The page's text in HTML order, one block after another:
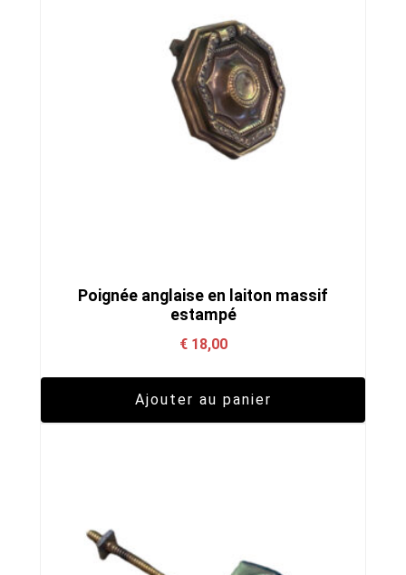
Poignée anglaise en laiton massif
estampé
€18,00
Ajouter au panier